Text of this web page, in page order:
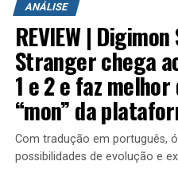
possível encontrar novas
equipamentos com
missões que variam
colocam o jogador contra
em áreas abertas,
regiões subterrâneas
inimigos mais poderosos e
destruídas dentro de um
ANÁLISE
REVIEW |
Stranger chega
1 e 2 e faz
“mon” da
Com tradução em português,
possibilidades de evolução e